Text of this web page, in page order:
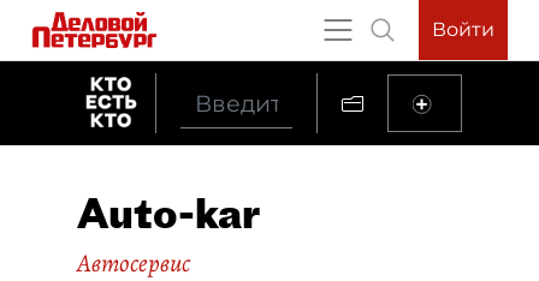
Войти
Auto-kar
Автосервис